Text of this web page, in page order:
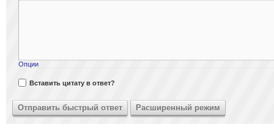
Опции
Вставить цитату в ответ?